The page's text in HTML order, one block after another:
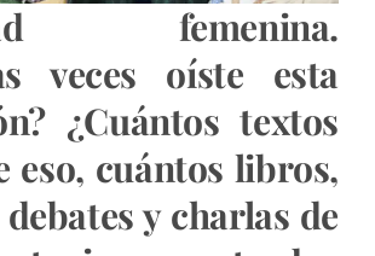
femenina.
veces oíste esta
¿Cuántos textos
eso, cuántos libros,
y charlas de